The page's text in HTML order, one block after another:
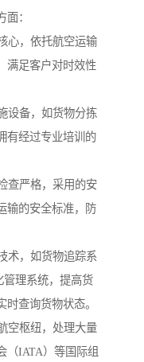
：
心，依托航空运输
满足客户对时效性
设备，如货物分拣
有经过专业培训的
查严格，采用的安
输的安全标准，防
术，如货物追踪系
理系统，提高货
查询货物状态。
空枢纽，处理大量
（IATA）等国际组